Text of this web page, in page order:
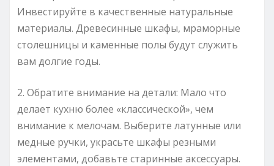
Инвестируйте в качественные натуральные
материалы. Древесинные шкафы, мраморные
столешницы и каменные полы будут служить
вам долгие годы.
2. Обратите внимание на детали: Мало что
делает кухню более «классической», чем
внимание к мелочам. Выберите латунные или
медные ручки, украсьте шкафы резными
элементами, добавьте старинные аксессуары.